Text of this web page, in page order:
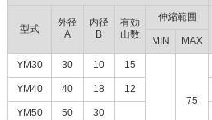
型式
外径
A
内径
B
有効
山数
伸縮範囲
MIN MAX
YM30 30 10 15
75
YM40 40 18 12
YM50 50 30